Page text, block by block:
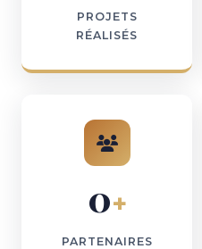
PROJETS
RÉALISÉS
0+
PARTENAIRES